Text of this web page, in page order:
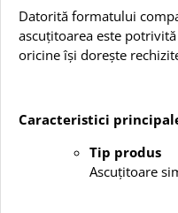
Datorită formatului
ascuțitoarea este
oricine își dorește
Caracteristici
Tip produs
Ascuțitoare